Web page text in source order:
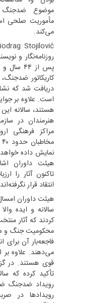
موضوع ضدجنگ
مأموریت صلحی
می‌کند.
روزنامه‌نگار و
دریافت شد که
است. علاوه بر
هستند، سالانه
هنرمندان در
مراکز فرهنگی
نمایش داده
هیئت داوران
تاکنون آثار را
انتقاد قرار
هیئت داوران
سالانه و ایده
کردند که آثار
محکومیت جنگ و
فاجعه‌بار آن
می‌دهند. علاوه بر
قوی هستند. در
تأکید کرده که
رویداد ضدجنگ
رویدادها در